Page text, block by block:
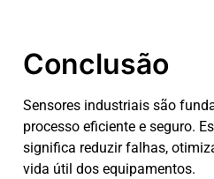
Conclusão
Sensores industriais são
processo eficiente e seguro.
significa reduzir falhas,
vida útil dos equipamentos.